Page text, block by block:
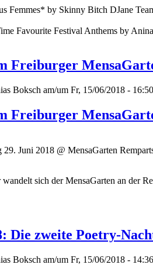
Femmes* by Skinny Bitch DJane
Favourite Festival Anthems by
Freiburger
Boksch am/um Fr, 15/06/2018 - 16:50
Freiburger
29. Juni 2018 @ MensaGarten
sich der MensaGarten an der
Die zweite Poetry-
Boksch am/um Fr, 15/06/2018 - 14:36